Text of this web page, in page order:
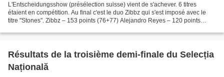
L'Entscheidungsshow (présélection suisse) vient de s'achever. 6 titres
étaient en compétition. Au final c'est le duo Zibbz qui s'est imposé avec le
titre "Stones". Zibbz – 153 points (76+77) Alejandro Reyes – 120 points
Résultats de la troisième demi-finale du Selecția
Națională